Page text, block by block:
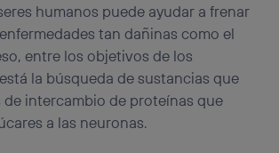
humanos puede ayudar a frenar
tan dañinas como el
entre los objetivos de los
la búsqueda de sustancias que
de intercambio de proteínas que
a las neuronas.